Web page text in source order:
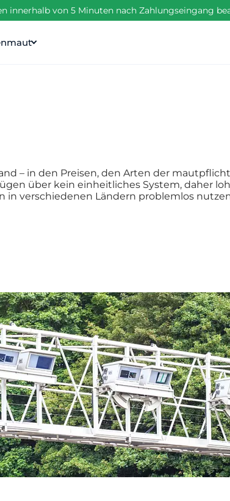
innerhalb von 5 Minuten nach Zahlungseingang
– in den Preisen, den Arten der
über kein einheitliches System, daher
in verschiedenen Ländern problemlos